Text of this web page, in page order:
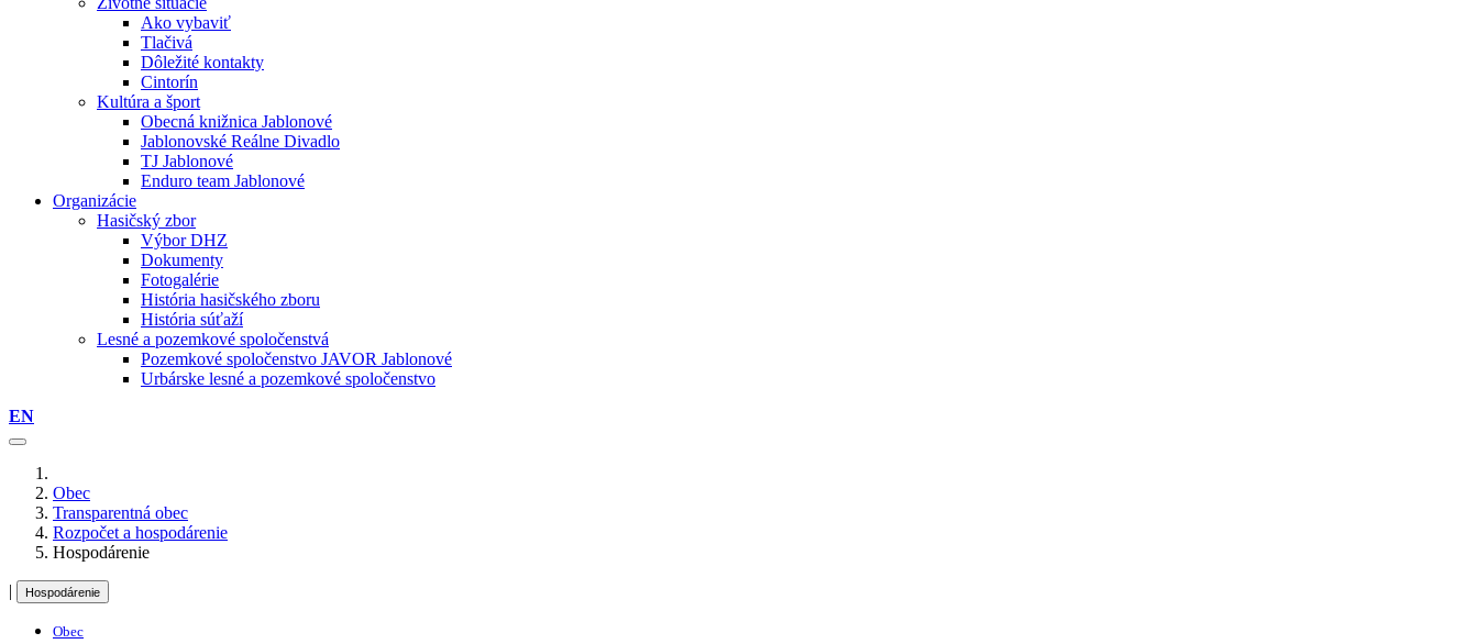
Ako vybaviť
Tlačivá
Dôležité kontakty
Cintorín
Kultúra a šport
Obecná knižnica Jablonové
Jablonovské Reálne Divadlo
TJ Jablonové
Enduro team Jablonové
Organizácie
Hasičský zbor
Výbor DHZ
Dokumenty
Fotogalérie
História hasičského zboru
História súťaží
Lesné a pozemkové spoločenstvá
Pozemkové spoločenstvo JAVOR Jablonové
Urbárske lesné a pozemkové spoločenstvo
EN
Obec
Transparentná obec
Rozpočet a hospodárenie
Hospodárenie
| Hospodárenie
Obec